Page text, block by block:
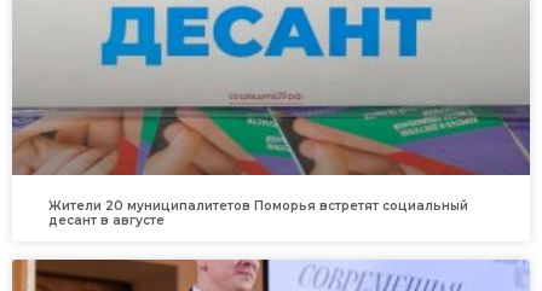
Жители 20 муниципалитетов Поморья встретят социальный
десант в августе